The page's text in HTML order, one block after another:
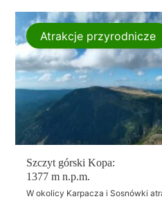
Szczyt górski Kopa:
1377 m n.p.m.
W okolicy Karpacza i Sosnówki
Atrakcje przyrodnicze